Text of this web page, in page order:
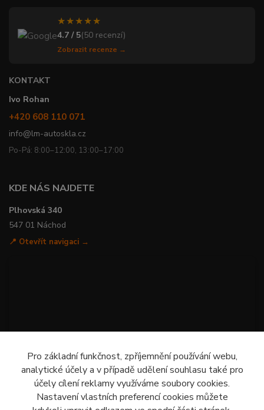
★★★★★
4.7 / 5(50 recenzí)
Zobrazit recenze →
KONTAKT
Ivo Rohan
+420 608 110 071
info@lm-autoskla.cz
Po-Pá: 8:00–12:00, 13:00–17:00
KDE NÁS NAJDETE
Plhovská 340
547 01 Náchod
📍 Otevřít navigaci →
Pro základní funkčnost, zpříjemnění používání webu,
analytické účely a v případě udělení souhlasu také pro
účely cílení reklamy využíváme soubory cookies.
Nastavení vlastních preferencí cookies můžete